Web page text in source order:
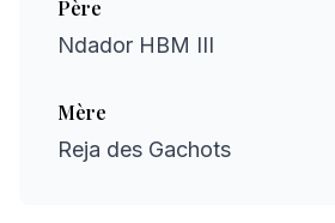
Père
Ndador HBM III
Mère
Reja des Gachots